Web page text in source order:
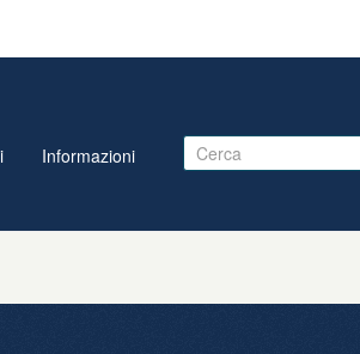
Informazioni